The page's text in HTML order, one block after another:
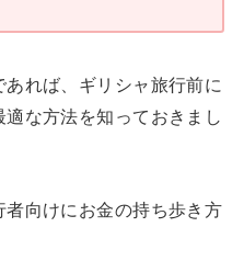
れば、ギリシャ旅行前に
な方法を知っておきまし
向けにお金の持ち歩き方